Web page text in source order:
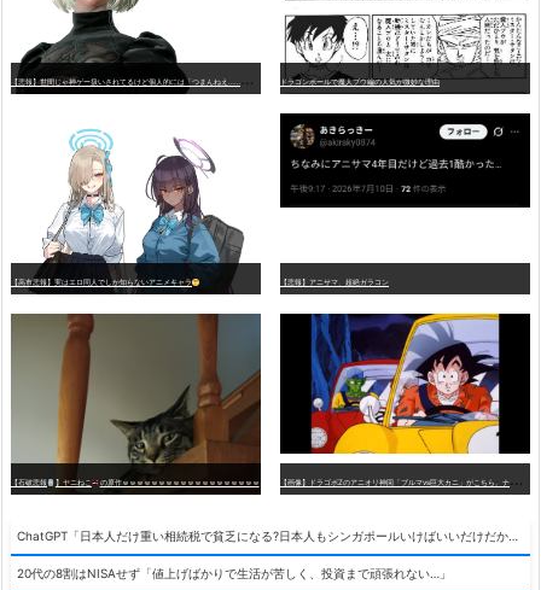
ドラゴンボールで魔人ブウ編の人気が微妙な理由
【高市悲報】実はエロ同人でしか知らないアニメキャラ 【悲報】アニサマ、超絶ガラコン
【石破悲報 】ヤニねこ の原作ｗｗｗｗｗｗｗｗｗｗｗｗｗｗｗｗｗｗｗ
20代の8割はNISAせず「値上げばかりで生活が苦しく、投資まで頑張れない…」